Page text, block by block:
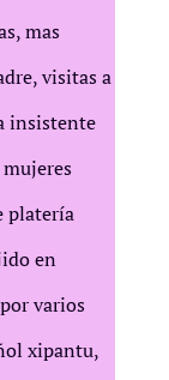
mas
visitas a
insistente
platería
en
varios
xipantu,